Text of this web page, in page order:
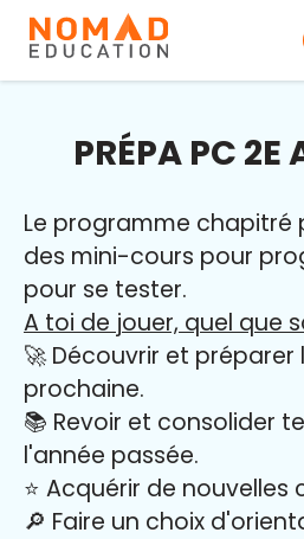
PRÉPA PC 2E
Le programme chapitré
des mini-cours pour
pour se tester.
A toi de jouer, quel que
🚀 Découvrir et préparer
prochaine.
📚 Revoir et consolider
l'année passée.
⭐️ Acquérir de nouvelles
🔎 Faire un choix